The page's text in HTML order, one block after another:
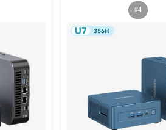
#4